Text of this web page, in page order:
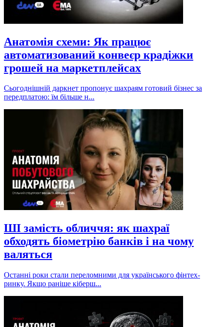
Анатомія схеми: Як працює
автоматизований конвеєр крадіжки
грошей на маркетплейсах
Сьогоднішній даркнет пропонує шахраям готовий бізнес за
передплатою: їм більше н...
ШІ замість обличчя: як шахраї
обходять біометрію банків і на чому
валяться
Останні роки стали переломними для українського фінтех-
ринку. Якщо раніше кіберш...